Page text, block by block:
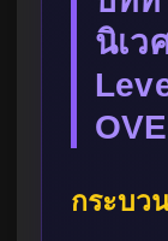
นิเว
กระบว